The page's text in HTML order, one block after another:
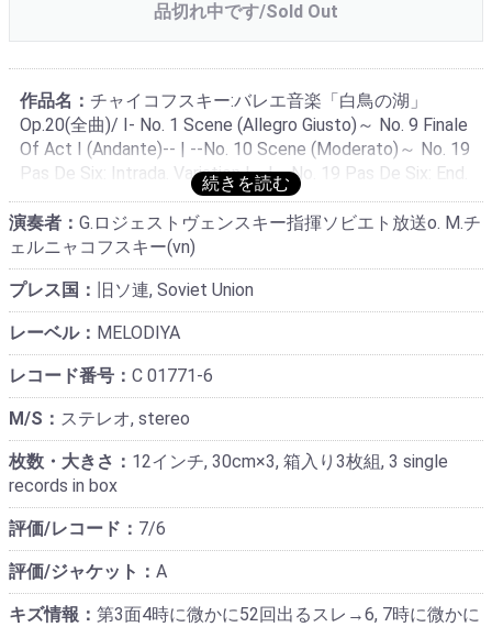
品切れ中です/Sold Out
作品名： チャイコフスキー:バレエ音楽「白鳥の湖」
Op.20(全曲)/ I- No. 1 Scene (Allegro Giusto)～ No. 9 Finale
Of Act I (Andante)-- | --No. 10 Scene (Moderato)～ No. 19
Pas De Six: Intrada. Variation I-- | --No. 19 Pas De Six: End.
Variation II～ No. 29 Final Scene
演奏者： G.ロジェストヴェンスキー指揮ソビエト放送o. M.チ
ェルニャコフスキー(vn)
プレス国： 旧ソ連, Soviet Union
レーベル： MELODIYA
レコード番号： C 01771-6
M/S： ステレオ, stereo
枚数・大きさ： 12インチ, 30cm×3, 箱入り3枚組, 3 single
records in box
評価/レコード： 7/6
評価/ジャケット： A
キズ情報： 第3面4時に微かに52回出るスレ→6, 7時に微かに